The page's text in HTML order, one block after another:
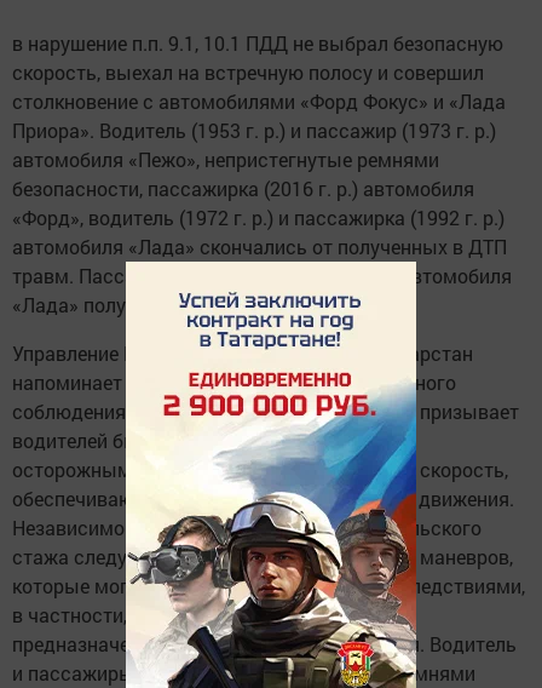
в нарушение п.п. 9.1, 10.1 ПДД не выбрал безопасную
скорость, выехал на встречную полосу и совершил
столкновение с автомобилями «Форд Фокус» и «Лада
Приора». Водитель (1953 г. р.) и пассажир (1973 г. р.)
автомобиля «Пежо», непристегнутые ремнями
безопасности, пассажирка (2016 г. р.) автомобиля
«Форд», водитель (1972 г. р.) и пассажирка (1992 г. р.)
автомобиля «Лада» скончались от полученных в ДТП
травм. Пассажирки (1977, 2009, 2011 г. р.) автомобиля
«Лада» получили травмы.
Управление ГИБДД МВД по Республике Татарстан
напоминает о необходимости неукоснительного
соблюдения Правил дорожного движения и призывает
водителей быть крайне внимательными и
осторожными. Водители должны выбирать скорость,
обеспечивающую безопасность дорожного движения.
Независимо от погодных условий и водительского
стажа следует воздерживаться от опасных маневров,
которые могут повлечь ДТП с тяжкими последствиями,
в частности, выезда на сторону дороги,
предназначенную для встречного движения. Водитель
и пассажиры должны быть пристегнуты ремнями